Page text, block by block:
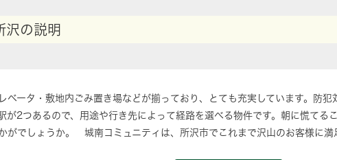
沢の説明
ベータ・敷地内ごみ置き場などが揃っており、とても充実しています。防
が2つあるので、用途や行き先によって経路を選べる物件です。朝に慌てる
がでしょうか。 城南コミュニティは、所沢市でこれまで沢山のお客様に満